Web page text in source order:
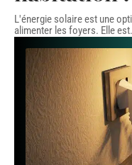
L'énergie solaire est une
alimenter les foyers. Elle est